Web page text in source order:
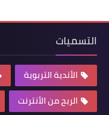
التسميات
الأندية التربوية
الربح من الأنترنت